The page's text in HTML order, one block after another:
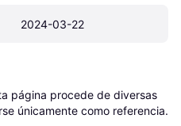
2024-03-22
página procede de diversas
únicamente como referencia.